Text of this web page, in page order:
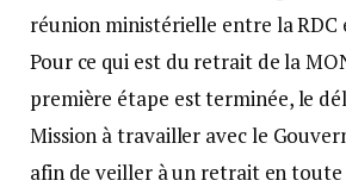
réunion ministérielle entre la RDC
Pour ce qui est du retrait de la
première étape est terminée, le
Mission à travailler avec le
afin de veiller à un retrait en